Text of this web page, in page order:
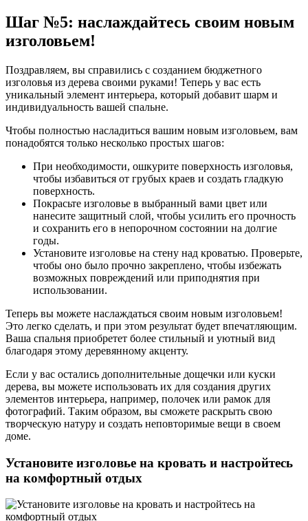
Шаг №5: наслаждайтесь своим новым
изголовьем!
Поздравляем, вы справились с созданием бюджетного
изголовья из дерева своими руками! Теперь у вас есть
уникальный элемент интерьера, который добавит шарм и
индивидуальность вашей спальне.
Чтобы полностью насладиться вашим новым изголовьем, вам
понадобятся только несколько простых шагов:
При необходимости, ошкурите поверхность изголовья,
чтобы избавиться от грубых краев и создать гладкую
поверхность.
Покрасьте изголовье в выбранный вами цвет или
нанесите защитный слой, чтобы усилить его прочность
и сохранить его в непорочном состоянии на долгие
годы.
Установите изголовье на стену над кроватью. Проверьте,
чтобы оно было прочно закреплено, чтобы избежать
возможных повреждений или приподнятия при
использовании.
Теперь вы можете наслаждаться своим новым изголовьем!
Это легко сделать, и при этом результат будет впечатляющим.
Ваша спальня приобретет более стильный и уютный вид
благодаря этому деревянному акценту.
Если у вас остались дополнительные дощечки или куски
дерева, вы можете использовать их для создания других
элементов интерьера, например, полочек или рамок для
фотографий. Таким образом, вы сможете раскрыть свою
творческую натуру и создать неповторимые вещи в своем
доме.
Установите изголовье на кровать и настройтесь
на комфортный отдых